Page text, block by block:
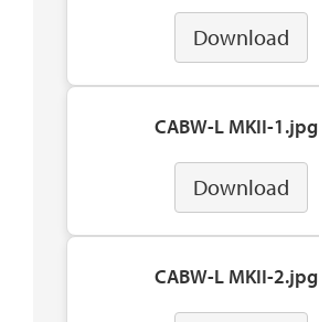
Download
CABW-L MKII-1.jpg
Download
CABW-L MKII-2.jpg